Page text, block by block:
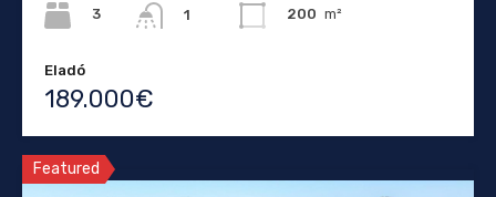
3
1
200 m²
Eladó
189.000€
Featured